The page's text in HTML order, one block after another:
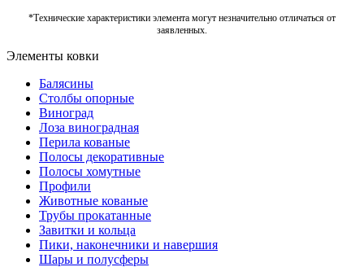
*Технические характеристики элемента могут незначительно отличаться от
заявленных.
Элементы ковки
Балясины
Столбы опорные
Виноград
Лоза виноградная
Перила кованые
Полосы декоративные
Полосы хомутные
Профили
Животные кованые
Трубы прокатанные
Завитки и кольца
Пики, наконечники и навершия
Шары и полусферы